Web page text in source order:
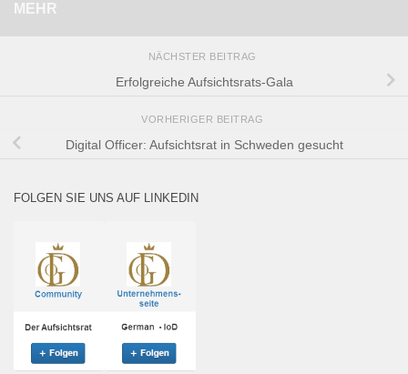
MEHR
NÄCHSTER BEITRAG
Erfolgreiche Aufsichtsrats-Gala
VORHERIGER BEITRAG
Digital Officer: Aufsichtsrat in Schweden gesucht
FOLGEN SIE UNS AUF LINKEDIN